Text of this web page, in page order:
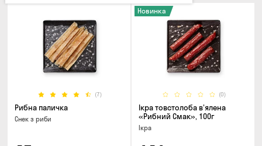
(7)
Рибна паличка
Снек з риби
(0)
Новинка
Ікра товстолоба в'ялена
«Рибний Смак», 100г
Ікра